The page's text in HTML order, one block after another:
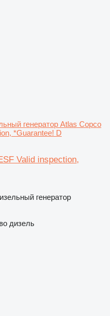
генератор Atlas Copco
*Guarantee! D
Valid inspection,
генератор
дизель